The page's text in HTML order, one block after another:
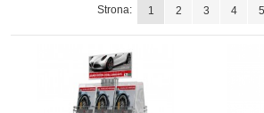
Strona: 1 2 3 4 5